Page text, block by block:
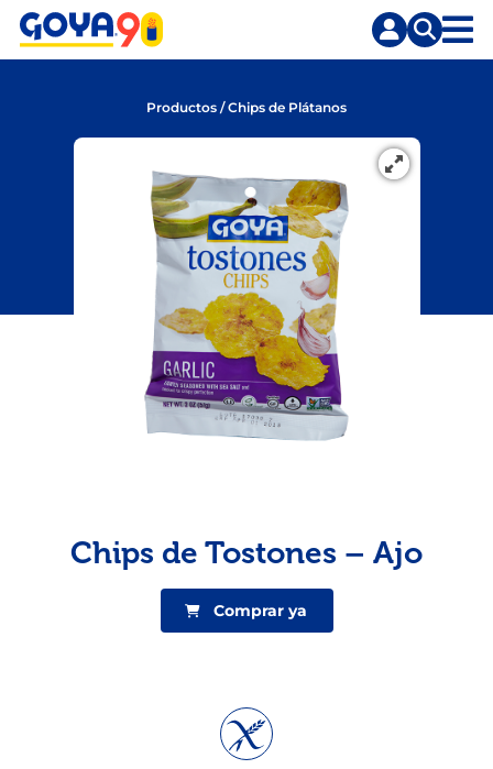
Saltar
Saltar
Productos /Chips de Plátanos
Chips de Tostones – Ajo
Comprar ya